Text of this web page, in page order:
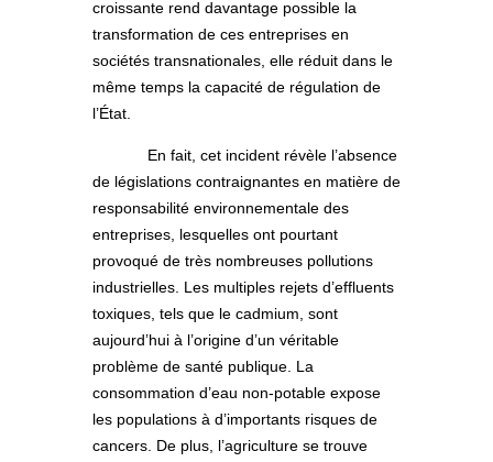
croissante rend davantage possible la
transformation de ces entreprises en
sociétés transnationales, elle réduit dans le
même temps la capacité de régulation de
l’État.
En fait, cet incident révèle l’absence
de législations contraignantes en matière de
responsabilité environnementale des
entreprises, lesquelles ont pourtant
provoqué de très nombreuses pollutions
industrielles. Les multiples rejets d’effluents
toxiques, tels que le cadmium, sont
aujourd’hui à l’origine d’un véritable
problème de santé publique. La
consommation d’eau non-potable expose
les populations à d’importants risques de
cancers. De plus, l’agriculture se trouve